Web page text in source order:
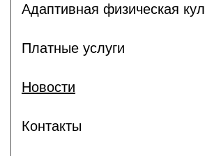
Адаптивная физическая
Платные услуги
Новости
Контакты